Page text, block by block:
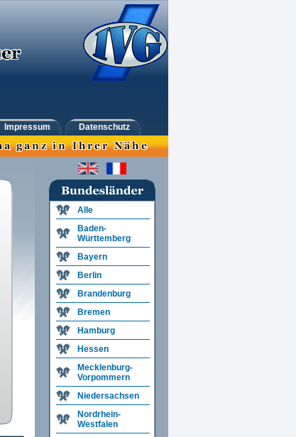
Impressum Datenschutz
Alle
Baden-
Württemberg
Bayern
Berlin
Brandenburg
Bremen
Hamburg
Hessen
Mecklenburg-
Vorpommern
Niedersachsen
Nordrhein-
Westfalen